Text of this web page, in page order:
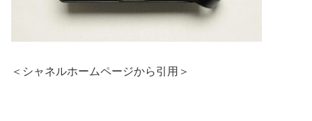
＜シャネルホームページから引用＞